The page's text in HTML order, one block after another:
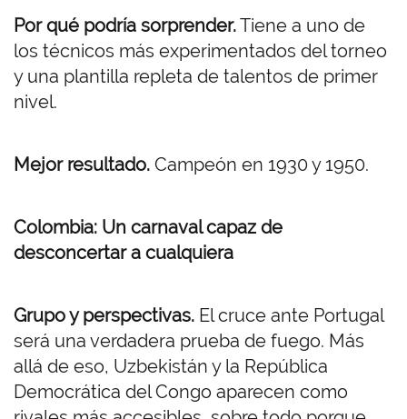
Por qué podría sorprender.Tiene a uno de
los técnicos más experimentados del torneo
y una plantilla repleta de talentos de primer
nivel.
Mejor resultado. Campeón en 1930 y 1950.
Colombia: Un carnaval capaz de
desconcertar a cualquiera
Grupo y perspectivas. El cruce ante Portugal
será una verdadera prueba de fuego. Más
allá de eso, Uzbekistán y la República
Democrática del Congo aparecen como